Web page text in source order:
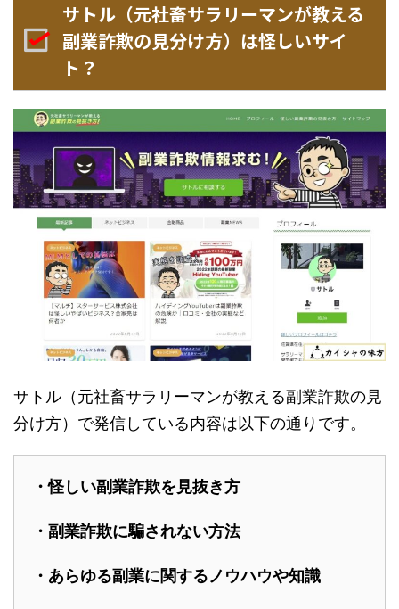
サトル（元社畜サラリーマンが教える
副業詐欺の見分け方）は怪しいサイ
ト？
サトル（元社畜サラリーマンが教える副業詐欺の見
分け方）で発信している内容は以下の通りです。
・怪しい副業詐欺を見抜き方
・副業詐欺に騙されない方法
・あらゆる副業に関するノウハウや知識